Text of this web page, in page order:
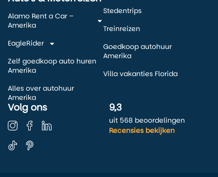
Alamo Rent a Car –
Amerika
EagleRider
Zelf goedkoop auto huren
Amerika
Alles over autohuur
Amerika
Stedentrips
Treinreizen
Goedkoop autohuur
Amerika
Villa vakanties Florida
Volg ons 9,3
uit 568 beoordelingen
Recensies bekijken